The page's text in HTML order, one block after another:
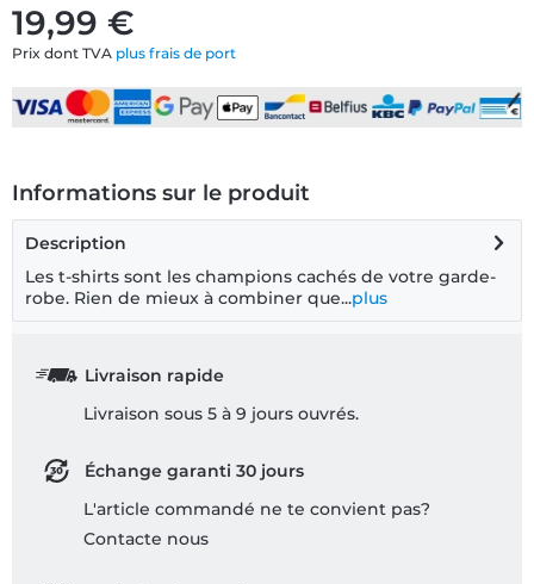
19,99 €
Prix dont TVA plus frais de port
Informations sur le produit
Description
Les t-shirts sont les champions cachés de votre garde-
robe. Rien de mieux à combiner que...plus
Livraison rapide
Livraison sous 5 à 9 jours ouvrés.
Échange garanti 30 jours
L'article commandé ne te convient pas?
Contacte nous